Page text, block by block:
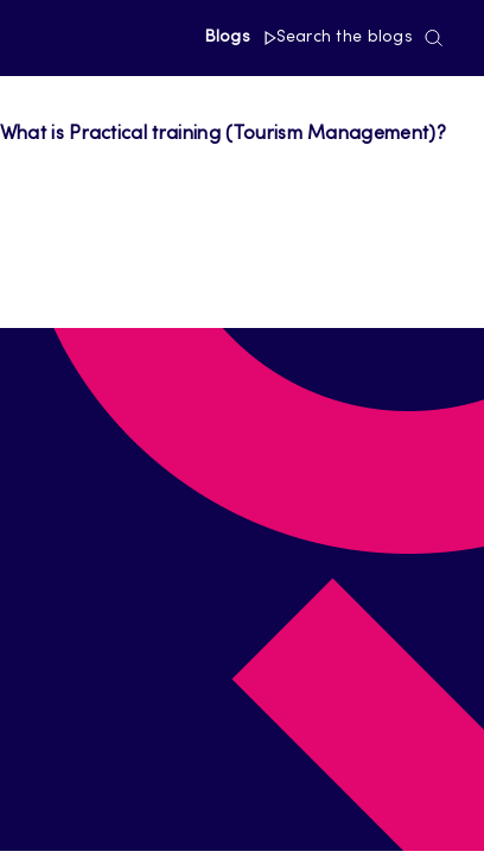
Blogs Search the blogs
What is Practical training (Tourism Management)?